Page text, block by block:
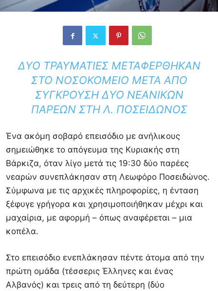
ΔΎΟ ΤΡΑΥΜΑΤΊΕΣ ΜΕΤΑΦΈΡΘΗΚΑΝ
ΣΤΟ ΝΟΣΟΚΟΜΕΊΟ ΜΕΤΆ ΑΠΌ
ΣΎΓΚΡΟΥΣΗ ΔΎΟ ΝΕΑΝΙΚΏΝ
ΠΑΡΈΩΝ ΣΤΗ Λ. ΠΟΣΕΙΔΏΝΟΣ
Ένα ακόμη σοβαρό επεισόδιο με ανήλικους
σημειώθηκε το απόγευμα της Κυριακής στη
Βάρκιζα, όταν λίγο μετά τις 19:30 δύο παρέες
νεαρών συνεπλάκησαν στη Λεωφόρο Ποσειδώνος.
Σύμφωνα με τις αρχικές πληροφορίες, η ένταση
ξέφυγε γρήγορα και χρησιμοποιήθηκαν μέχρι και
μαχαίρια, με αφορμή – όπως αναφέρεται – μια
κοπέλα.
Στο επεισόδιο ενεπλάκησαν πέντε άτομα από την
πρώτη ομάδα (τέσσερις Έλληνες και ένας
Αλβανός) και τρεις από τη δεύτερη (δύο